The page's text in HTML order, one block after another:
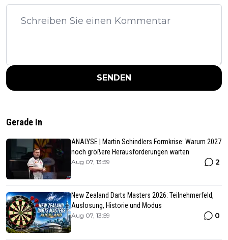
SENDEN
Gerade In
ANALYSE | Martin Schindlers Formkrise: Warum 2027
noch größere Herausforderungen warten
Aug 07, 13:59 2
New Zealand Darts Masters 2026: Teilnehmerfeld,
Auslosung, Historie und Modus
Aug 07, 13:59 0